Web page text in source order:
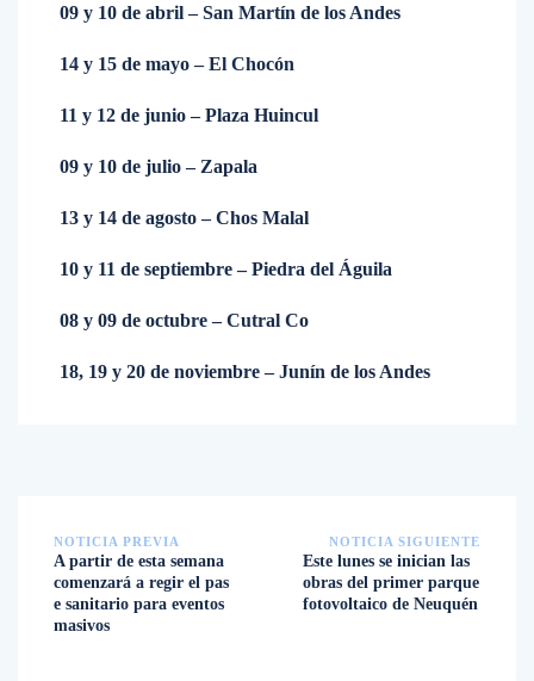
09 y 10 de abril – San Martín de los Andes
14 y 15 de mayo – El Chocón
11 y 12 de junio – Plaza Huincul
09 y 10 de julio – Zapala
13 y 14 de agosto – Chos Malal
10 y 11 de septiembre – Piedra del Águila
08 y 09 de octubre – Cutral Co
18, 19 y 20 de noviembre – Junín de los Andes
NOTICIA PREVIA
A partir de esta semana
comenzará a regir el pas
e sanitario para eventos
masivos
NOTICIA SIGUIENTE
Este lunes se inician las
obras del primer parque
fotovoltaico de Neuquén